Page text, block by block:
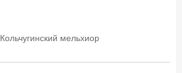
Кольчугинский мельхиор